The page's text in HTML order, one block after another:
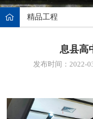
精品工程
息县高
发布时间：2022-